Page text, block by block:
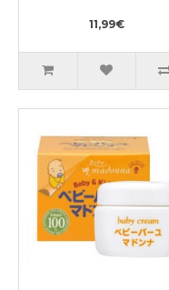
11,99€